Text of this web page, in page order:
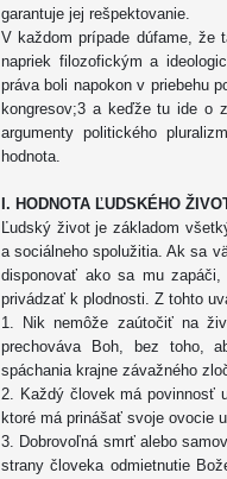
garantuje jej rešpektovanie.
V každom prípade dúfame, že
napriek filozofickým a
práva boli napokon v priebehu
kongresov;3 a keďže tu ide o
argumenty politického
hodnota.
I. HODNOTA ĽUDSKÉHO
Ľudský život je základom
a sociálneho spolužitia. Ak sa
disponovať ako sa mu
privádzať k plodnosti. Z tohto
1. Nik nemôže zaútočiť na
prechováva Boh, bez toho,
spáchania krajne závažného
2. Každý človek má povinnosť
ktoré má prinášať svoje ovocie
3. Dobrovoľná smrť alebo
strany človeka odmietnutie